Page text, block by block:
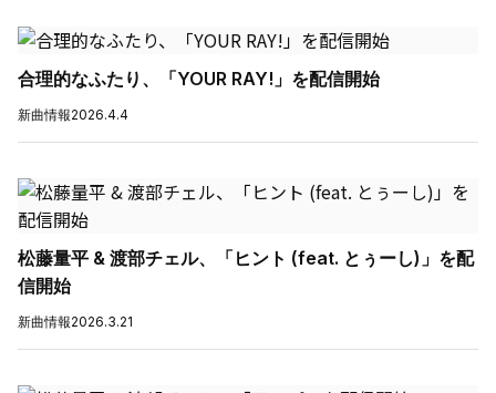
合理的なふたり、「YOUR RAY!」を配信開始
新曲情報2026.4.4
松藤量平 & 渡部チェル、「ヒント (feat. とぅーし)」を配
信開始
新曲情報2026.3.21